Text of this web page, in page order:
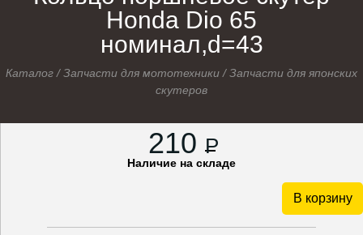
Honda Dio 65
номинал,d=43
Каталог /Запчасти для мототехники /Запчасти для японских
скутеров
210 P
Наличие на складе
В корзину